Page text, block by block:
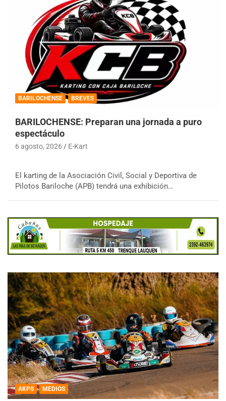
BARILOCHENSE BREVES
BARILOCHENSE: Preparan una jornada a puro
espectáculo
6 agosto, 2026 E-Kart
El karting de la Asociación Civil, Social y Deportiva de
Pilotos Bariloche (APB) tendrá una exhibición…
AKPS MEDIOS